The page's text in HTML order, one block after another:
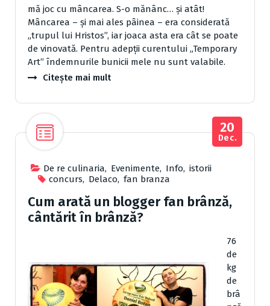
mă joc cu mâncarea. S-o mănânc… și atât!
Mâncarea – și mai ales pâinea – era considerată
„trupul lui Hristos”, iar joaca asta era cât se poate
de vinovată. Pentru adepții curentului „Temporary
Art” îndemnurile bunicii mele nu sunt valabile.
Citește mai mult
De re culinaria, Evenimente, Info, istorii
concurs, Delaco, fan branza
20
Dec.
Cum arată un blogger fan brânză,
cântărit în brânză?
76
de
kg
de
brâ